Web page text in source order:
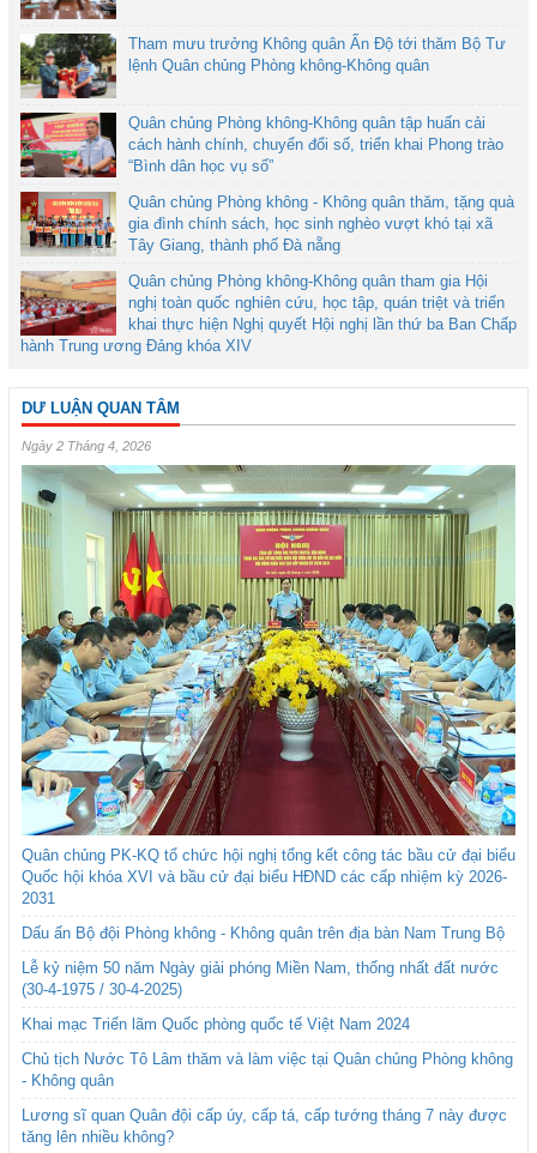
Tham mưu trưởng Không quân Ấn Độ tới thăm Bộ Tư
lệnh Quân chủng Phòng không-Không quân
Quân chủng Phòng không-Không quân tập huấn cải
cách hành chính, chuyển đổi số, triển khai Phong trào
“Bình dân học vụ số”
Quân chủng Phòng không - Không quân thăm, tặng quà
gia đình chính sách, học sinh nghèo vượt khó tại xã
Tây Giang, thành phố Đà nẵng
Quân chủng Phòng không-Không quân tham gia Hội
nghị toàn quốc nghiên cứu, học tập, quán triệt và triển
khai thực hiện Nghị quyết Hội nghị lần thứ ba Ban Chấp
hành Trung ương Đảng khóa XIV
DƯ LUẬN QUAN TÂM
Ngày 2 Tháng 4, 2026
Quân chủng PK-KQ tổ chức hội nghị tổng kết công tác bầu cử đại biểu
Quốc hội khóa XVI và bầu cử đại biểu HĐND các cấp nhiệm kỳ 2026-
2031
Dấu ấn Bộ đội Phòng không - Không quân trên địa bàn Nam Trung Bộ
Lễ kỷ niệm 50 năm Ngày giải phóng Miền Nam, thống nhất đất nước
(30-4-1975 / 30-4-2025)
Khai mạc Triển lãm Quốc phòng quốc tế Việt Nam 2024
Chủ tịch Nước Tô Lâm thăm và làm việc tại Quân chủng Phòng không
- Không quân
Lương sĩ quan Quân đội cấp úy, cấp tá, cấp tướng tháng 7 này được
tăng lên nhiều không?